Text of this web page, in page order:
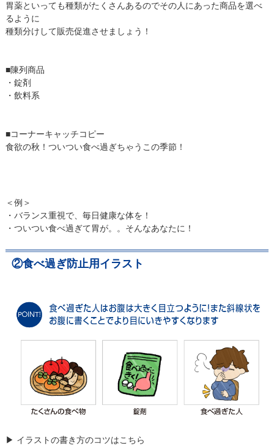
胃薬といっても種類がたくさんあるのでその人にあった商品を選べ
るように
種類分けして販売促進させましょう！
■陳列商品
・錠剤
・飲料系
■コーナーキャッチコピー
食欲の秋！ついつい食べ過ぎちゃうこの季節！
＜例＞
・バランス重視で、毎日健康な体を！
・ついつい食べ過ぎて胃が。。そんなあなたに！
②食べ過ぎ防止用イラスト
▶ イラストの書き方のコツはこちら